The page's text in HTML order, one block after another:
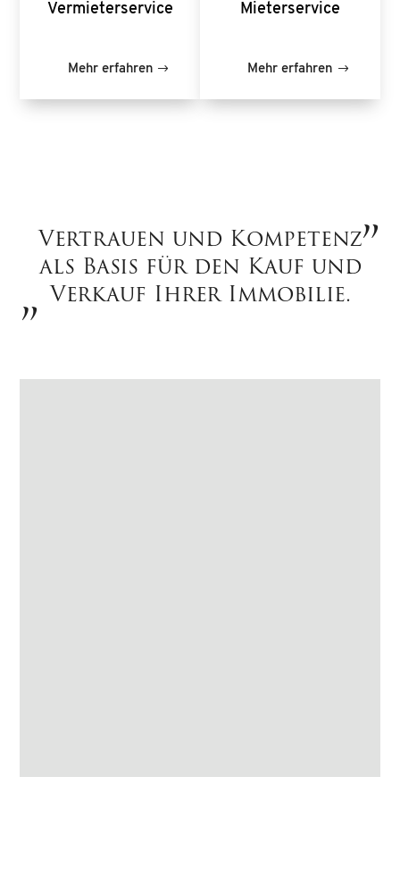
Vermieter­service
Mehr erfahren
Mieter­service
Mehr erfahren
Vertrauen und Kompetenz
als Basis für den Kauf und
Verkauf Ihrer Immobilie.